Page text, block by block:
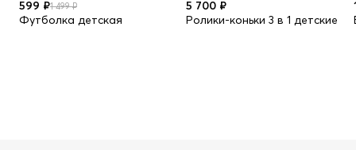
599 ₽1 499 ₽
Футболка детская
5 700 ₽
Ролики-коньки 3 в 1 детские